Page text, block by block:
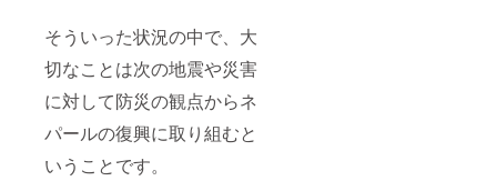
そういった状況の中で、大
切なことは次の地震や災害
に対して防災の観点からネ
パールの復興に取り組むと
いうことです。